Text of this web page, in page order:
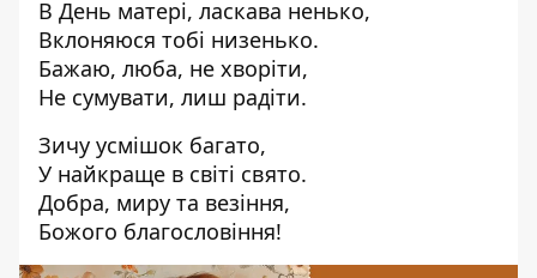
В День матері, ласкава ненько,
Вклоняюся тобі низенько.
Бажаю, люба, не хворіти,
Не сумувати, лиш радіти.
Зичу усмішок багато,
У найкраще в світі свято.
Добра, миру та везіння,
Божого благословіння!